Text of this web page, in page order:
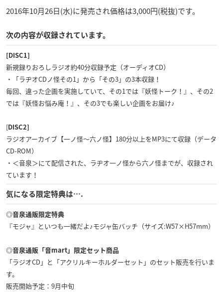
2016年10月26日(水)に発売され価格は3,000円(税抜)です。
次の内容が収録されています。
[DISC1]
新規録りおろしラジオ約40分収録予定（オーディオCD）
・「ラヂオCDノ怪その1」から「その3」の3本収録！
毎回、違った企画を実施していて、その1では『妖怪トーク！』、その2
では『妖怪お悩み庵！』、その3でも楽しい企画をお届け♪
[ DISC2]
ラジオアーカイブ【一ノ怪～六ノ怪】180分以上をMP3にて収録（データ
CD-ROM）
・＜音泉＞にて配信された、ラヂオ一ノ怪から六ノ怪までが、収録され
ています！
気になる限定特典は….
◎音泉通販限定特典
『モジャ』といつも一緒だよ♪モジャ缶バッチ（サイズ:W57×H57mm）
◎音泉通販「音mart」限定セット商品
「ラジオCD」と「アクリルキーホルダーセット」のセット販売を行いま
す。
販売開始予定：9月中旬